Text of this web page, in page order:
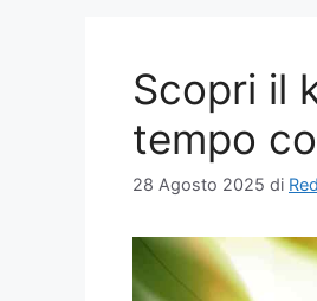
Scopri il
tempo
28 Agosto 2025 di